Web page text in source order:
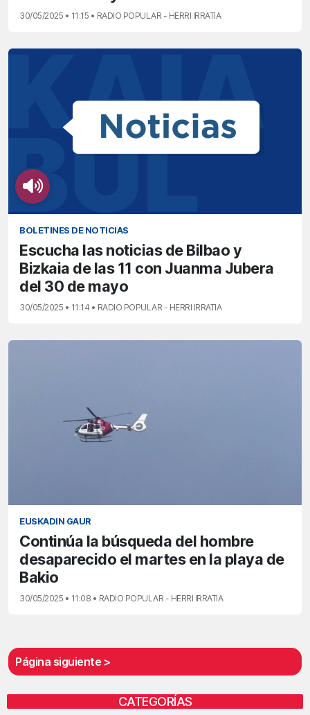
30/05/2025 • 11:15 • RADIO POPULAR - HERRI IRRATIA
BOLETINES DE NOTICIAS
Escucha las noticias de Bilbao y
Bizkaia de las 11 con Juanma Jubera
del 30 de mayo
30/05/2025 • 11:14 • RADIO POPULAR - HERRI IRRATIA
EUSKADIN GAUR
Continúa la búsqueda del hombre
desaparecido el martes en la playa de
Bakio
30/05/2025 • 11:08 • RADIO POPULAR - HERRI IRRATIA
Página siguiente >
CATEGORÍAS